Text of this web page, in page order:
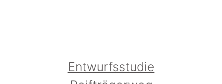
Entwurfsstudie